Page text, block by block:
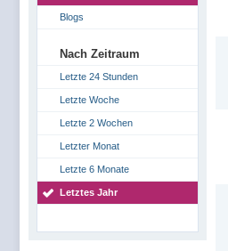
Blogs
Nach Zeitraum
Letzte 24 Stunden
Letzte Woche
Letzte 2 Wochen
Letzter Monat
Letzte 6 Monate
Letztes Jahr